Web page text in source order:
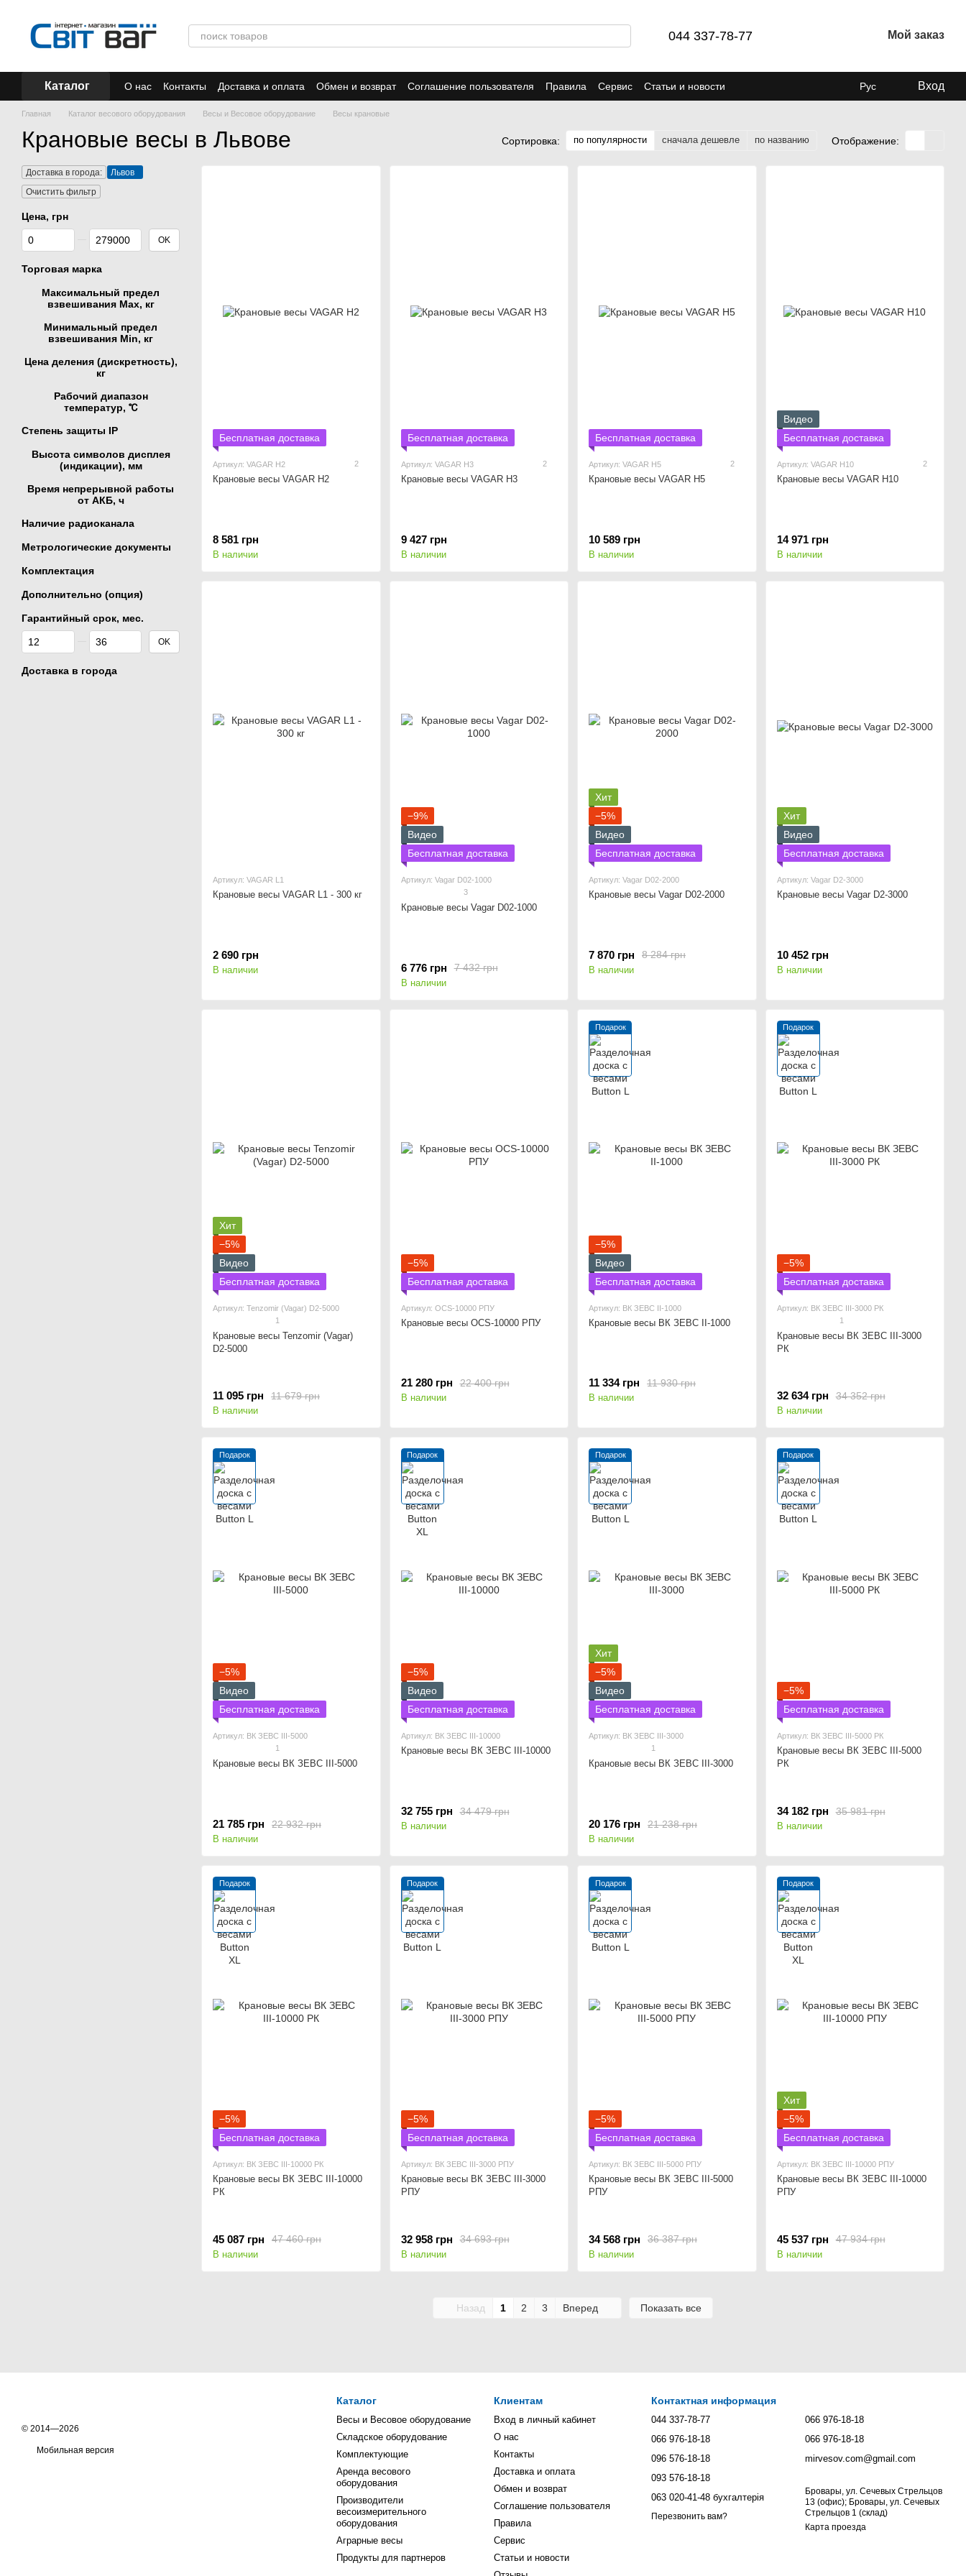
044 337-78-77 Мой заказ
Каталог О нас Контакты Доставка и оплата Обмен и возврат Соглашение пользователя Правила Сервис
Статьи и новости
Отзывы
Акции
Рус Вход
Главная Каталог весового оборудования Весы и Весовое оборудование Весы крановые
Крановые весы в Львове Сортировка: по популярности сначала дешевле по названию Отображение:
Бесплатная доставка
Артикул: VAGAR Н2 2
Крановые весы VAGAR Н2
8 581 грн
В наличии
Бесплатная доставка
Артикул: VAGAR Н3 2
Крановые весы VAGAR Н3
9 427 грн
В наличии
Бесплатная доставка
Артикул: VAGAR Н5 2
Крановые весы VAGAR Н5
10 589 грн
В наличии
Видео
Бесплатная доставка
Артикул: VAGAR Н10 2
Крановые весы VAGAR Н10
14 971 грн
В наличии
Артикул: VAGAR L1
Крановые весы VAGAR L1 - 300 кг
2 690 грн
В наличии
−9%
Видео
Бесплатная доставка
Артикул: Vagar D02-1000
3
Крановые весы Vagar D02-1000
7 432 грн
6 776 грн
В наличии
Хит
−5%
Видео
Бесплатная доставка
Артикул: Vagar D02-2000
Крановые весы Vagar D02-2000
8 284 грн
7 870 грн
В наличии
Хит
Видео
Бесплатная доставка
Артикул: Vagar D2-3000
Крановые весы Vagar D2-3000
10 452 грн
В наличии
Хит
−5%
Видео
Бесплатная доставка
Артикул: Tenzomir (Vagar) D2-5000
1
Крановые весы Tenzomir (Vagar)
D2-5000
11 679 грн
11 095 грн
В наличии
−5%
Бесплатная доставка
Артикул: OCS-10000 РПУ
Крановые весы OCS-10000 РПУ
22 400 грн
21 280 грн
В наличии
Подарок
−5%
Видео
Бесплатная доставка
Артикул: ВК ЗЕВС ІІ-1000
Крановые весы ВК ЗЕВС ІІ-1000
11 930 грн
11 334 грн
В наличии
Подарок
−5%
Бесплатная доставка
Артикул: ВК ЗЕВС ІІІ-3000 РК
1
Крановые весы ВК ЗЕВС ІІІ-3000
РК
34 352 грн
32 634 грн
В наличии
Подарок
−5%
Видео
Бесплатная доставка
Артикул: ВК ЗЕВС ІІІ-5000
1
Крановые весы ВК ЗЕВС ІІІ-5000
22 932 грн
21 785 грн
В наличии
Подарок
−5%
Видео
Бесплатная доставка
Артикул: ВК ЗЕВС ІІІ-10000
Крановые весы ВК ЗЕВС ІІІ-10000
34 479 грн
32 755 грн
В наличии
Подарок
Хит
−5%
Видео
Бесплатная доставка
Артикул: ВК ЗЕВС ІІІ-3000
1
Крановые весы ВК ЗЕВС ІІІ-3000
21 238 грн
20 176 грн
В наличии
Подарок
−5%
Бесплатная доставка
Артикул: ВК ЗЕВС ІІІ-5000 РК
Крановые весы ВК ЗЕВС ІІІ-5000
РК
35 981 грн
34 182 грн
В наличии
Подарок
−5%
Бесплатная доставка
Артикул: ВК ЗЕВС ІІІ-10000 РК
Крановые весы ВК ЗЕВС ІІІ-10000
РК
47 460 грн
45 087 грн
В наличии
Подарок
−5%
Бесплатная доставка
Артикул: ВК ЗЕВС ІІІ-3000 РПУ
Крановые весы ВК ЗЕВС ІІІ-3000
РПУ
34 693 грн
32 958 грн
В наличии
Подарок
−5%
Бесплатная доставка
Артикул: ВК ЗЕВС ІІІ-5000 РПУ
Крановые весы ВК ЗЕВС ІІІ-5000
РПУ
36 387 грн
34 568 грн
В наличии
Подарок
Хит
−5%
Бесплатная доставка
Артикул: ВК ЗЕВС ІІІ-10000 РПУ
Крановые весы ВК ЗЕВС ІІІ-10000
РПУ
47 934 грн
45 537 грн
В наличии
Назад 1 2 3 Вперед Показать все
Доставка в города:
Львов
Очистить фильтр
Цена, грн
От Цена, грн
До Цена, грн OK
Торговая марка
Максимальный предел
взвешивания Мах, кг
Минимальный предел
взвешивания Min, кг
Цена деления (дискретность),
кг
Рабочий диапазон
температур, ℃
Степень защиты IP
Высота символов дисплея
(индикации), мм
Время непрерывной работы
от АКБ, ч
Наличие радиоканала
Метрологические документы
Комплектация
Дополнительно (опция)
Гарантийный срок, мес.
От Гарантийный срок, мес.
До Гарантийный срок, мес. OK
Доставка в города
© 2014—2026
Мобильная версия
Каталог
Весы и Весовое оборудование
Складское оборудование
Комплектующие
Аренда весового
оборудования
Производители
весоизмерительного
оборудования
Аграрные весы
Продукты для партнеров
Клиентам
Вход в личный кабинет
О нас
Контакты
Доставка и оплата
Обмен и возврат
Соглашение пользователя
Правила
Сервис
Статьи и новости
Контактная информация
044 337-78-77
066 976-18-18
096 576-18-18
093 576-18-18
063 020-41-48 бухгалтерія
Перезвонить вам?
066 976-18-18
066 976-18-18
mirvesov.com@gmail.com
Бровары, ул. Сечевых Стрельцов
13 (офис); Бровары, ул. Сечевых
Стрельцов 1 (склад)
Карта проезда